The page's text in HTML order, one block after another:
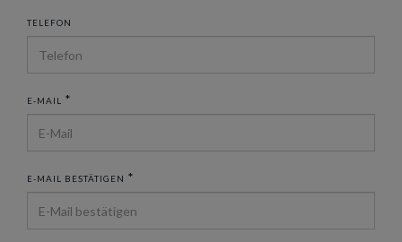
TELEFON
E-MAIL *
E-MAIL BESTÄTIGEN *